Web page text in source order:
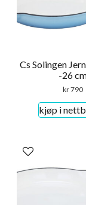
Cs Solingen
-26
kr790
kjøp i